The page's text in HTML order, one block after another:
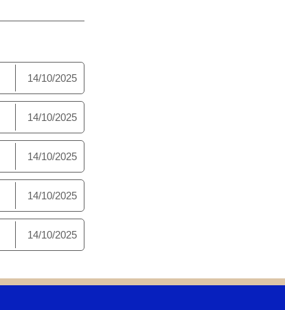
14/10/2025
14/10/2025
14/10/2025
14/10/2025
14/10/2025